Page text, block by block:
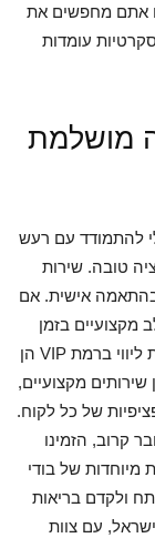
אתם מחפשים את
עומדות
מושלמת
להתמודד עם רעש
טובה. שירות
אישית. אם
בזמן
עבודה או ביום חופש מהרוטינה היום יומית, נערות ליווי ברמת VIP הן
מקצועיים,
של כל לקוח.
קרוב, הזמינו
מיוחדות של בודי
ולקדם בריאות
עם צוות